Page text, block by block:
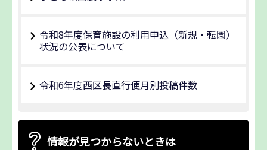
令和8年度保育施設の利用申込（新規・転園）
状況の公表について
令和6年度西区長直行便月別投稿件数
情報が見つからないときは